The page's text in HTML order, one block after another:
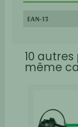
EAN-13
10
même